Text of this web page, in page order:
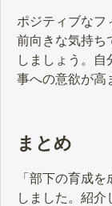
ポジティブなフ
前向きな気持ち
しましょう。
事への意欲が高
まとめ
「部下の育成
しました。紹介